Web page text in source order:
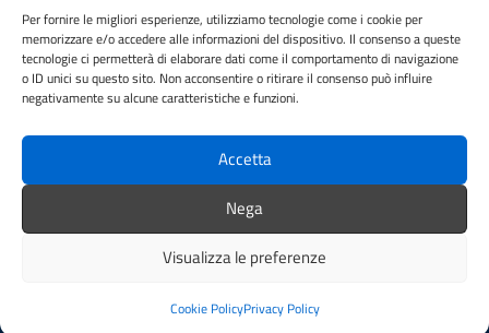
Per fornire le migliori esperienze, utilizziamo tecnologie come i cookie per
memorizzare e/o accedere alle informazioni del dispositivo. Il consenso a queste
tecnologie ci permetterà di elaborare dati come il comportamento di navigazione
o ID unici su questo sito. Non acconsentire o ritirare il consenso può influire
negativamente su alcune caratteristiche e funzioni.
Accetta
Nega
Visualizza le preferenze
Cookie PolicyPrivacy Policy
Albo Pretorio
Cookie Policy
Informativa privacy
Dichiarazione di accessibilità
SEGUICI SU
Facebook Instagram YouTube
Credits